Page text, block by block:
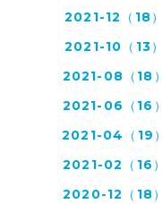
2021-12（18）
2021-10（13）
2021-08（18）
2021-06（16）
2021-04（19）
2021-02（16）
2020-12（18）